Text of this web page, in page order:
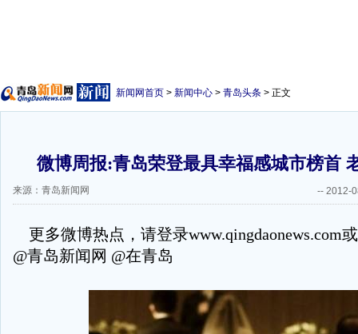
新闻网首页 > 新闻中心 > 青岛头条 > 正文
微博周报:青岛荣登最具幸福感城市榜首
来源：青岛新闻网 -- 2012-
更多微博热点，请登录www.qingdaonews.com
@青岛新闻网 @在青岛